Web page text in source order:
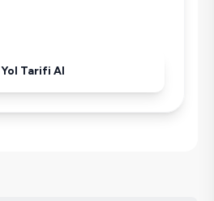
Yol Tarifi Al